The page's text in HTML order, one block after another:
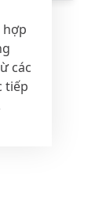
hợp
các
tiếp